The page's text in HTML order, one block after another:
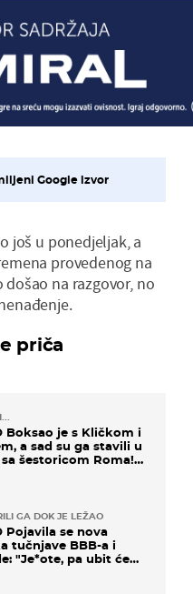
Google izvor
još u ponedjeljak, a
provedenog na
na razgovor, no
priča
Boksao je s Kličkom i
a sad su ga stavili u
šestoricom Roma!
GA DOK JE LEŽAO
Pojavila se nova
tučnjave BBB-a i
"Je*ote, pa ubit će